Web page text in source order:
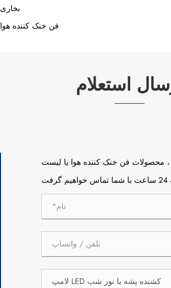
بخاری
فن خنک کننده هوا
استعلام
فن خنک کننده هوا یا لیست